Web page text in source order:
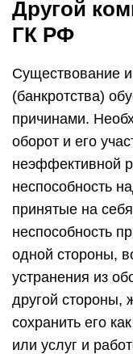
Другой
ГК РФ
Существование
(банкротства)
причинами.
оборот и его
неэффективной
неспособность
принятые на
неспособность
одной стороны,
устранения из
другой стороны,
сохранить его
или услуг и